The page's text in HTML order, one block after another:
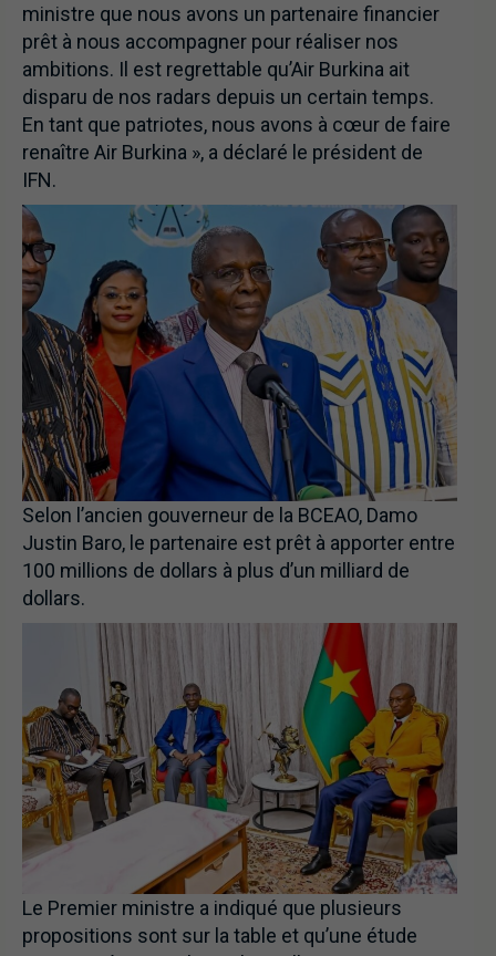
ministre que nous avons un partenaire financier
prêt à nous accompagner pour réaliser nos
ambitions. Il est regrettable qu’Air Burkina ait
disparu de nos radars depuis un certain temps.
En tant que patriotes, nous avons à cœur de faire
renaître Air Burkina », a déclaré le président de
IFN.
Selon l’ancien gouverneur de la BCEAO, Damo
Justin Baro, le partenaire est prêt à apporter entre
100 millions de dollars à plus d’un milliard de
dollars.
Le Premier ministre a indiqué que plusieurs
propositions sont sur la table et qu’une étude